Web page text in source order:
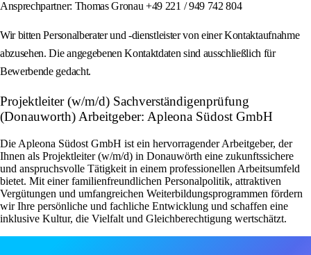
Ansprechpartner: Thomas Gronau +49 221 / 949 742 804
Wir bitten Personalberater und -dienstleister von einer Kontaktaufnahme
abzusehen. Die angegebenen Kontaktdaten sind ausschließlich für
Bewerbende gedacht.
Projektleiter (w/m/d) Sachverständigenprüfung
(Donauworth) Arbeitgeber: Apleona Südost GmbH
Die Apleona Südost GmbH ist ein hervorragender Arbeitgeber, der
Ihnen als Projektleiter (w/m/d) in Donauwörth eine zukunftssichere
und anspruchsvolle Tätigkeit in einem professionellen Arbeitsumfeld
bietet. Mit einer familienfreundlichen Personalpolitik, attraktiven
Vergütungen und umfangreichen Weiterbildungsprogrammen fördern
wir Ihre persönliche und fachliche Entwicklung und schaffen eine
inklusive Kultur, die Vielfalt und Gleichberechtigung wertschätzt.